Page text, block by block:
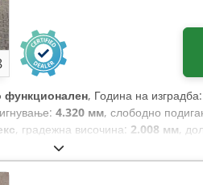
функционален, Година на изградба:
4.320 мм, слободно
, градежна височина: 2.008 мм,
1.964 мм